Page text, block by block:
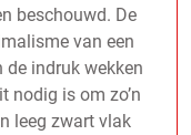
beschouwd. De
van een
indruk wekken
nodig is om zo’n
leeg zwart vlak